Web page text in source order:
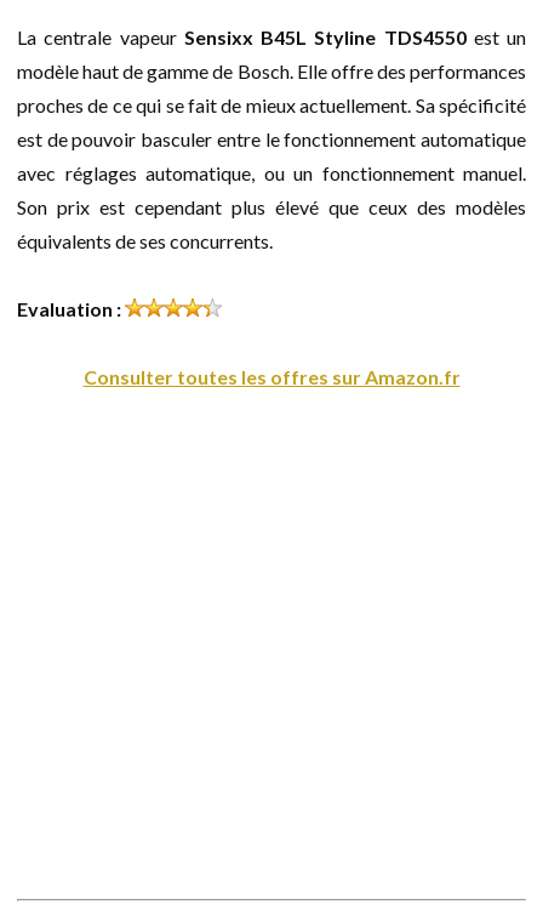
La centrale vapeur Sensixx B45L Styline TDS4550est un
modèle haut de gamme de Bosch. Elle offre des performances
proches de ce qui se fait de mieux actuellement. Sa spécificité
est de pouvoir basculer entre le fonctionnement automatique
avec réglages automatique, ou un fonctionnement manuel.
Son prix est cependant plus élevé que ceux des modèles
équivalents de ses concurrents.
Evaluation :
Consulter toutes les offres sur Amazon.fr